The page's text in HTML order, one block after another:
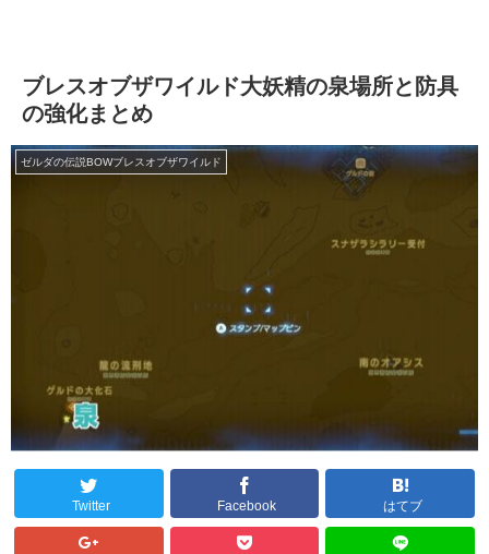
ブレスオブザワイルド大妖精の泉場所と防具
の強化まとめ
ゼルダの伝説BOWブレスオブザワイルド
Twitter Facebook はてブ